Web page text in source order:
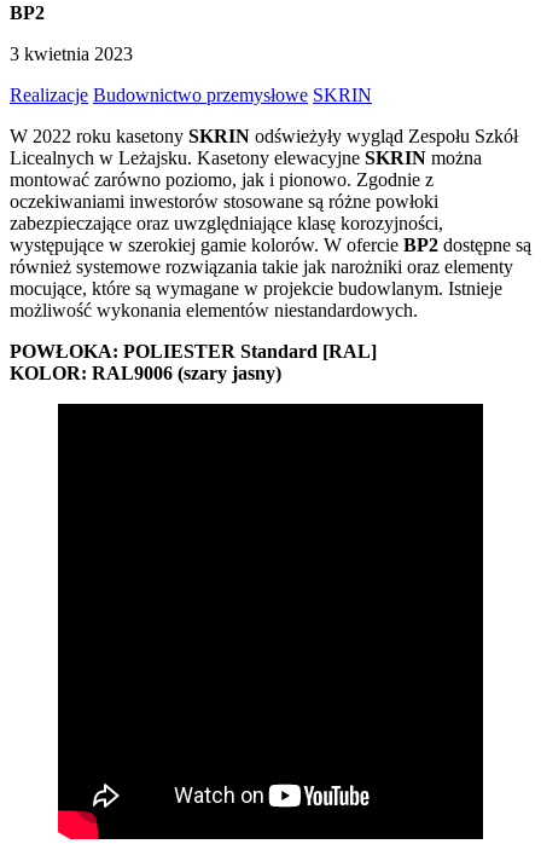
BP2
3 kwietnia 2023
Realizacje Budownictwo przemysłowe SKRIN
W 2022 roku kasetony SKRIN odświeżyły wygląd Zespołu Szkół
Licealnych w Leżajsku. Kasetony elewacyjne SKRIN można
montować zarówno poziomo, jak i pionowo. Zgodnie z
oczekiwaniami inwestorów stosowane są różne powłoki
zabezpieczające oraz uwzględniające klasę korozyjności,
występujące w szerokiej gamie kolorów. W ofercie BP2 dostępne są
również systemowe rozwiązania takie jak narożniki oraz elementy
mocujące, które są wymagane w projekcie budowlanym. Istnieje
możliwość wykonania elementów niestandardowych.
POWŁOKA: POLIESTER Standard [RAL]
KOLOR: RAL9006 (szary jasny)